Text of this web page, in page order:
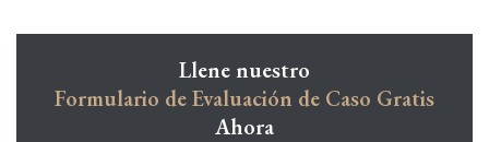
Llene nuestro
Formulario de Evaluación de Caso Gratis
Ahora